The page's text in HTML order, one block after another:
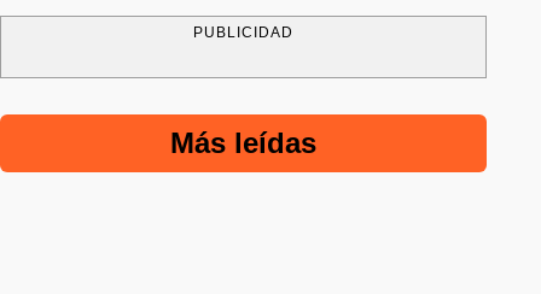
PUBLICIDAD
Más leídas